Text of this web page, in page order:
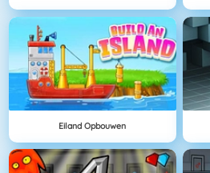
Eiland Opbouwen